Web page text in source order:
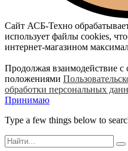
Сайт АСБ-Техно
использует файлы cookies,
интернет-магазином
Продолжая взаимодействие с
положениями
обработки персональных
Принимаю
Type a few things below to